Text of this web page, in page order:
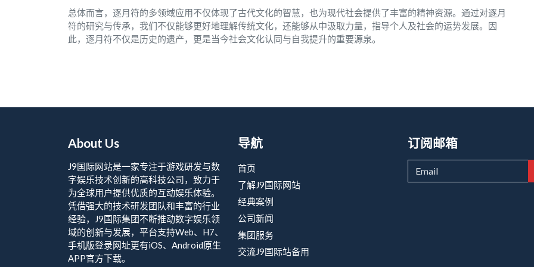
总体而言，逐月符的多领域应用不仅体现了古代文化的智慧，也为现代社会提供了丰富的精神资源。通过对逐月
符的研究与传承，我们不仅能够更好地理解传统文化，还能够从中汲取力量，指导个人及社会的运势发展。因
此，逐月符不仅是历史的遗产，更是当今社会文化认同与自我提升的重要源泉。
About Us
J9国际网站是一家专注于游戏研发与数
字娱乐技术创新的高科技公司，致力于
为全球用户提供优质的互动娱乐体验。
凭借强大的技术研发团队和丰富的行业
经验，J9国际集团不断推动数字娱乐领
域的创新与发展，平台支持Web、H7、
手机版登录网址更有iOS、Android原生
APP官方下载。
导航
首页
了解J9国际网站
经典案例
公司新闻
集团服务
交流J9国际站备用
订阅邮箱